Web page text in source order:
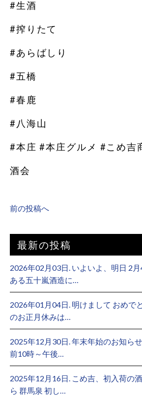
#生酒
#搾りたて
#あらばしり
#五橋
#春鹿
#八海山
#本庄 #本庄グルメ #こめ吉
酒会
前の投稿へ
最新の投稿
2026年02月03日. いよいよ、明日 2
ある五十嵐酒造に…
2026年01月04日. 明けまして おめで
のお正月休みは…
2025年12月30日. 年末年始のお知ら
前10時～午後…
2025年12月16日. こめ吉、初入荷の
ら 群馬泉 初し…